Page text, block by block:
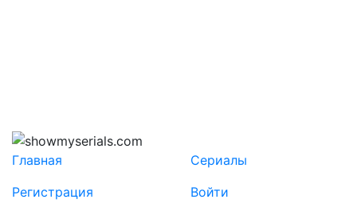
Главная
Сериалы
Регистрация
Войти